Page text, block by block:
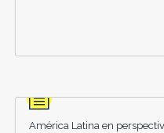
América Latina en